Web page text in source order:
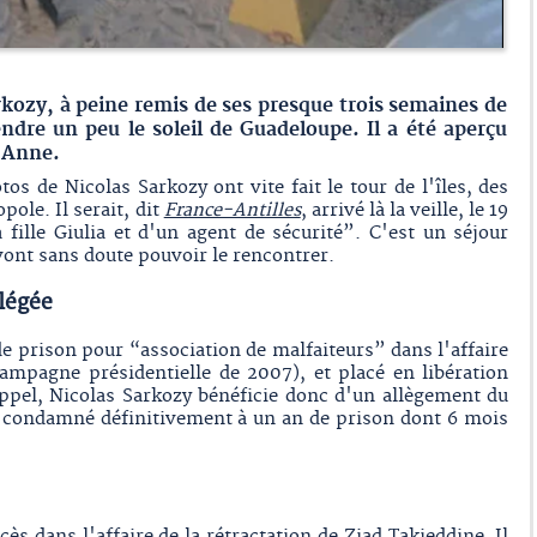
à peine remis de ses presque trois semaines de
un peu le soleil de Guadeloupe. Il a été aperçu
de Nicolas Sarkozy ont vite fait le tour de l'îles, des
Il serait, dit France-Antilles, arrivé là la veille, le 19
fille Giulia et d'un agent de sécurité”. C'est un séjour
sans doute pouvoir le rencontrer.
prison pour “association de malfaiteurs” dans l'affaire
présidentielle de 2007), et placé en libération
Nicolas Sarkozy bénéficie donc d'un allègement du
définitivement à un an de prison dont 6 mois